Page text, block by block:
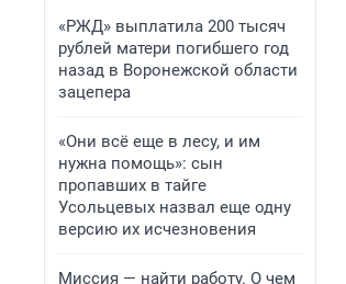
«РЖД» выплатила 200 тысяч
рублей матери погибшего год
назад в Воронежской области
зацепера
«Они всё еще в лесу, и им
нужна помощь»: сын
пропавших в тайге
Усольцевых назвал еще одну
версию их исчезновения
Миссия — найти работу. О чем